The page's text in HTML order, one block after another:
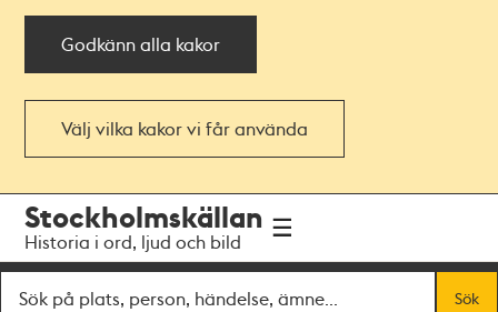
Godkänn alla kakor
Välj vilka kakor vi får använda
navigationen
huvudinnehållet
Stockholmskällan
Historia i ord, ljud och bild
Sök